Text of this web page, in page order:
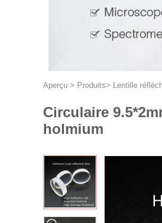
Aperçu > Produits> Lentille
Circulaire
holmium